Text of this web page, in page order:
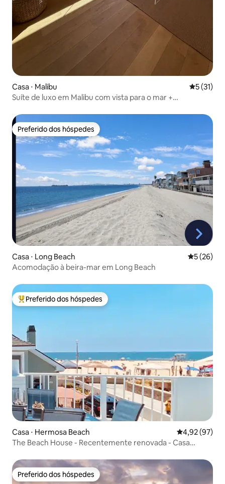
Casa ⋅ Malibu 5 de uma
5 (31)
Suíte de luxo em Malibu com vista para o mar +
Preferido dos hóspedes
Preferido dos hóspedes
Casa ⋅ Long Beach 5 de uma
5 (26)
Acomodação à beira-mar em Long Beach
Entre os melhores preferidos dos hóspedes
Preferido dos hóspedes
Casa ⋅ Hermosa Beach 4,92 de uma
4,92 (97)
The Beach House - Recentemente renovada - Casa
Preferido dos hóspedes
Preferido dos hóspedes